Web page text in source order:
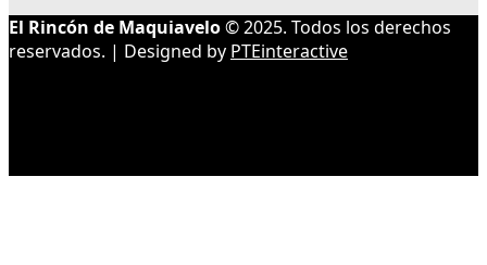
El Rincón de Maquiavelo© 2025. Todos los derechos
reservados. | Designed by PTEinteractive